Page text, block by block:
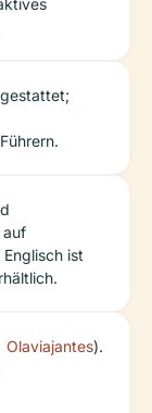
auf
ist
Olaviajantes).